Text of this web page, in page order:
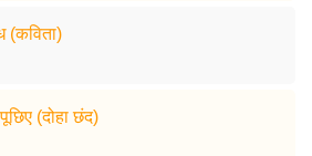
(कविता)
(दोहा छंद)